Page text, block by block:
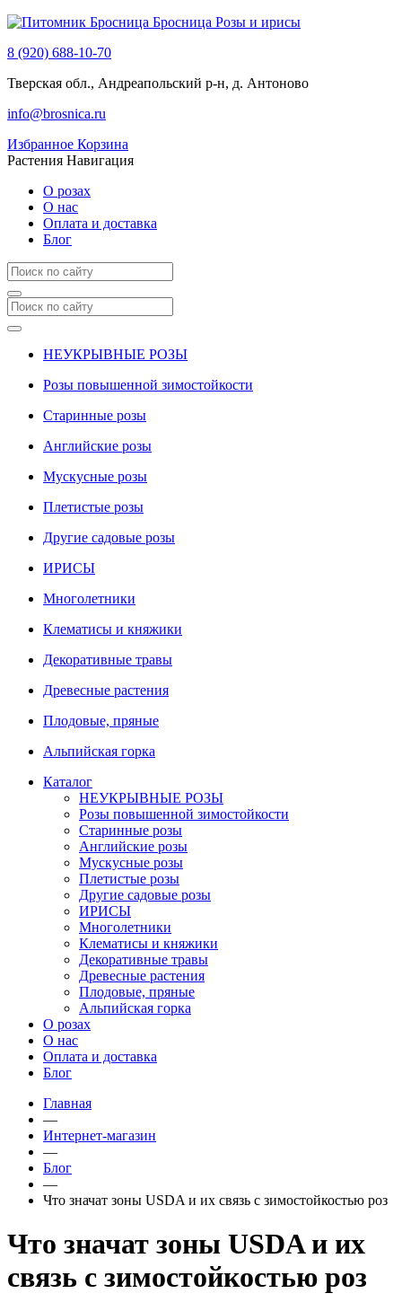
Бросница Розы и ирисы
8 (920) 688-10-70
Тверская обл., Андреапольский р-н, д. Антоново
info@brosnica.ru
Избранное Корзина
Растения Навигация
О розах
О нас
Оплата и доставка
Блог
НЕУКРЫВНЫЕ РОЗЫ
Розы повышенной зимостойкости
Старинные розы
Английские розы
Мускусные розы
Плетистые розы
Другие садовые розы
ИРИСЫ
Многолетники
Клематисы и княжики
Декоративные травы
Древесные растения
Плодовые, пряные
Альпийская горка
Каталог
НЕУКРЫВНЫЕ РОЗЫ
Розы повышенной зимостойкости
Старинные розы
Английские розы
Мускусные розы
Плетистые розы
Другие садовые розы
ИРИСЫ
Многолетники
Клематисы и княжики
Декоративные травы
Древесные растения
Плодовые, пряные
Альпийская горка
О розах
О нас
Оплата и доставка
Блог
Главная
—
Интернет-магазин
—
Блог
—
Что значат зоны USDA и их связь с зимостойкостью роз
Что значат зоны USDA и их
связь с зимостойкостью роз